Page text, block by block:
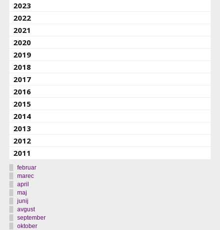
2023
2022
2021
2020
2019
2018
2017
2016
2015
2014
2013
2012
2011
februar
marec
april
maj
junij
avgust
september
oktober